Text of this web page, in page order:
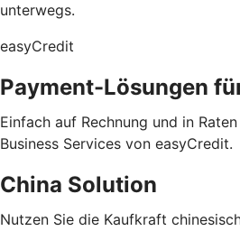
unterwegs.
easyCredit
Payment-Lösungen
Einfach auf Rechnung und in
Business Services von easyCredit.
China Solution
Nutzen Sie die Kaufkraft